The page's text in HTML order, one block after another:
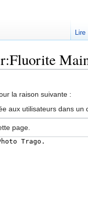
la raison suivante :
aux utilisateurs dans un
page.
Lire